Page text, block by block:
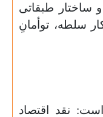
ساختار طبقاتی
سلطه، توأمانِ
نقد اقتصاد